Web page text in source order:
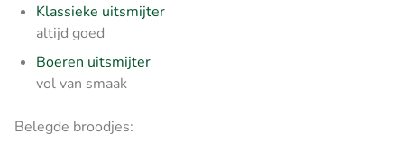
Klassieke uitsmijter
altijd goed
Boeren uitsmijter
vol van smaak
Belegde broodjes: